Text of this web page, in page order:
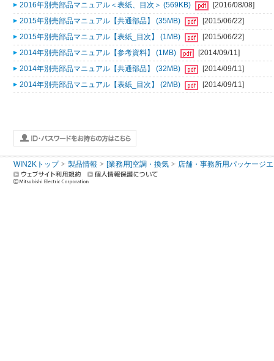
2016年別売部品マニュアル＜表紙、目次＞ (569KB)
[2016/08/08]
2015年別売部品マニュアル【共通部品】 (35MB)
[2015/06/22]
2015年別売部品マニュアル【表紙_目次】 (1MB)
[2015/06/22]
2014年別売部品マニュアル【参考資料】 (1MB)
[2014/09/11]
2014年別売部品マニュアル【共通部品】 (32MB)
[2014/09/11]
2014年別売部品マニュアル【表紙_目次】 (2MB)
[2014/09/11]
WIN2Kトップ 製品情報 [業務用]空調・換気 店舗・事務所用パッケージ